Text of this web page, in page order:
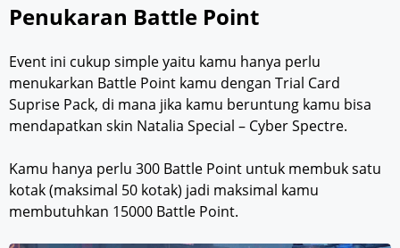
Penukaran Battle Point
Event ini cukup simple yaitu kamu hanya perlu
menukarkan Battle Point kamu dengan Trial Card
Suprise Pack, di mana jika kamu beruntung kamu bisa
mendapatkan skin Natalia Special – Cyber Spectre.
Kamu hanya perlu 300 Battle Point untuk membuk satu
kotak (maksimal 50 kotak) jadi maksimal kamu
membutuhkan 15000 Battle Point.